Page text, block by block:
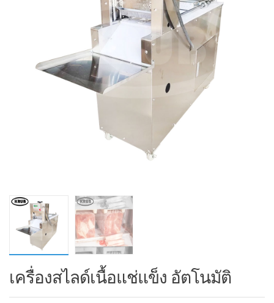
เครื่องสไลด์เนื้อแช่แข็ง อัตโนมัติ